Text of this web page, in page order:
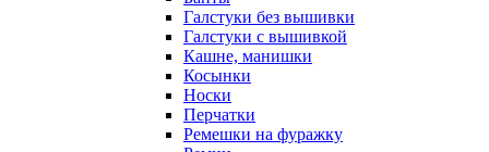
Галстуки без вышивки
Галстуки с вышивкой
Кашне, манишки
Косынки
Носки
Перчатки
Ремешки на фуражку